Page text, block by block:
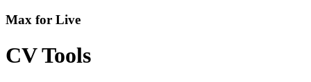
Max for Live
CV Tools